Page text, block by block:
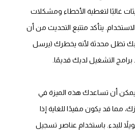
غالبًا لتغطية الأخطاء ومشكلات
يتأكد متتبع التحديث من أن
بك تظل محدثة لأنه يخطرك (يرسل
برامج التشغيل لديك قديمًا.
أن تساعدك هذه الميزة في
مما قد يكون مفيدًا للغاية إذا
للبدء. باستخدام عناصر تسجيل